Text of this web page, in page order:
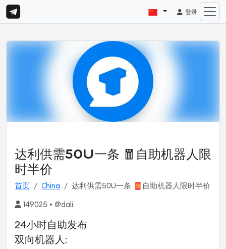
登录
达利供需50U一条 🧧自助机器人限
时半价
首页 China 达利供需50U一条 🧧自助机器人限时半价
149025 • @dali
24小时自助发布
双向机器人: